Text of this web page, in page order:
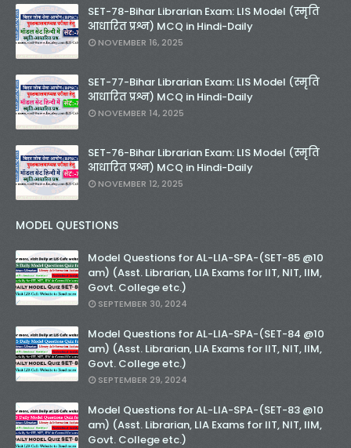
SET-78-Bihar Librarian Exam: LIS Model (स्मृति
आधारित प्रश्न) MCQ in Hindi-Daily
NOVEMBER 16, 2025
SET-77-Bihar Librarian Exam: LIS Model (स्मृति
आधारित प्रश्न) MCQ in Hindi-Daily
NOVEMBER 14, 2025
SET-76-Bihar Librarian Exam: LIS Model (स्मृति
आधारित प्रश्न) MCQ in Hindi-Daily
NOVEMBER 12, 2025
MODEL QUESTIONS
Model Questions for AL-LIA-SPA-(SET-85 @10
am) (Asst. Librarian, LIA Exams for IIT, NIT, IIM,
Govt. College etc.)
SEPTEMBER 30, 2024
Model Questions for AL-LIA-SPA-(SET-84 @10
am) (Asst. Librarian, LIA Exams for IIT, NIT, IIM,
Govt. College etc.)
SEPTEMBER 29, 2024
Model Questions for AL-LIA-SPA-(SET-83 @10
am) (Asst. Librarian, LIA Exams for IIT, NIT, IIM,
Govt. College etc.)